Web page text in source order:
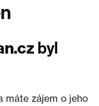
byl
máte zájem o jeho